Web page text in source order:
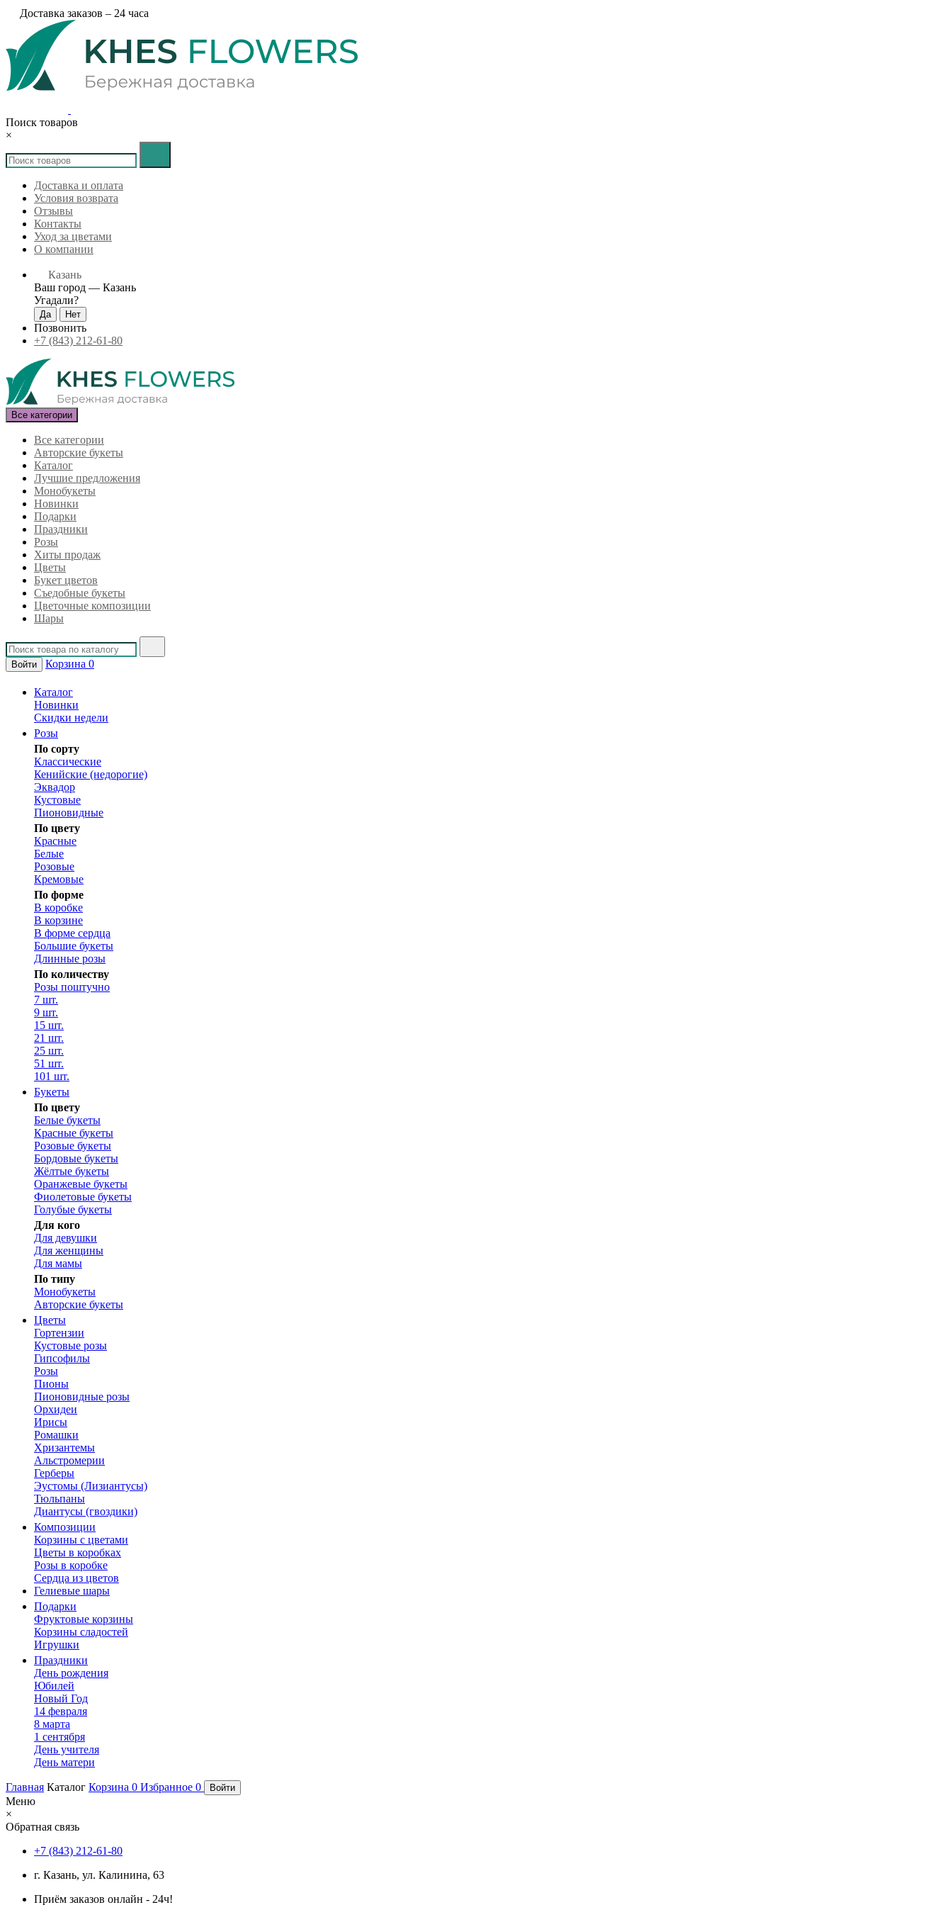
Доставка заказов – 24 часа
Поиск товаров
×
Доставка и оплата
Условия возврата
Отзывы
Контакты
Уход за цветами
О компании
Казань
Ваш город — Казань
Угадали?
Позвонить
+7 (843) 212-61-80
Все категории
Все категории
Авторские букеты
Каталог
Лучшие предложения
Монобукеты
Новинки
Подарки
Праздники
Розы
Хиты продаж
Цветы
Букет цветов
Съедобные букеты
Цветочные композиции
Шары
Войти Корзина 0
Каталог
Новинки
Скидки недели
Розы
По сорту
Классические
Кенийские (недорогие)
Эквадор
Кустовые
Пионовидные
По цвету
Красные
Белые
Розовые
Кремовые
По форме
В коробке
В корзине
В форме сердца
Большие букеты
Длинные розы
По количеству
Розы поштучно
7 шт.
9 шт.
15 шт.
21 шт.
25 шт.
51 шт.
101 шт.
Букеты
По цвету
Белые букеты
Красные букеты
Розовые букеты
Бордовые букеты
Жёлтые букеты
Оранжевые букеты
Фиолетовые букеты
Голубые букеты
Для кого
Для девушки
Для женщины
Для мамы
По типу
Монобукеты
Авторские букеты
Цветы
Гортензии
Кустовые розы
Гипсофилы
Розы
Пионы
Пионовидные розы
Орхидеи
Ирисы
Ромашки
Хризантемы
Альстромерии
Герберы
Эустомы (Лизиантусы)
Тюльпаны
Диантусы (гвоздики)
Композиции
Корзины с цветами
Цветы в коробках
Розы в коробке
Сердца из цветов
Гелиевые шары
Подарки
Фруктовые корзины
Корзины сладостей
Игрушки
Праздники
День рождения
Юбилей
Новый Год
14 февраля
8 марта
1 сентября
День учителя
День матери
Главная Каталог Корзина 0 Избранное 0 Войти
Меню
×
Обратная связь
+7 (843) 212-61-80
г. Казань, ул. Калинина, 63
Приём заказов онлайн - 24ч!